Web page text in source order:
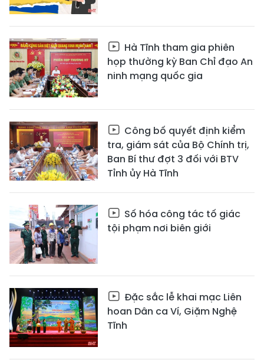
Hà Tĩnh tham gia phiên
họp thường kỳ Ban Chỉ đạo An
ninh mạng quốc gia
Công bố quyết định kiểm
tra, giám sát của Bộ Chính trị,
Ban Bí thư đợt 3 đối với BTV
Tỉnh ủy Hà Tĩnh
Số hóa công tác tố giác
tội phạm nơi biên giới
Đặc sắc lễ khai mạc Liên
hoan Dân ca Ví, Giặm Nghệ
Tĩnh